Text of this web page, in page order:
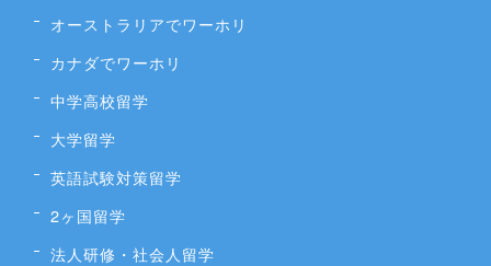
オーストラリアでワーホリ
カナダでワーホリ
中学高校留学
大学留学
英語試験対策留学
2ヶ国留学
法人研修・社会人留学